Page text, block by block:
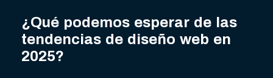
¿Qué podemos esperar de las
tendencias de diseño web en
2025?